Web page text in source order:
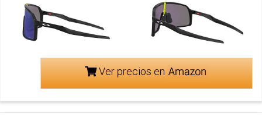
Ver precios en